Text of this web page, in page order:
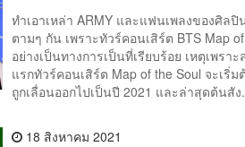
ทำเอาเหล่า ARMY และแฟนเพลงของศิล
ตามๆ กัน เพราะทัวร์คอนเสิร์ต BTS Map
อย่างเป็นทางการเป็นที่เรียบร้อย เหตุเพร
แรกทัวร์คอนเสิร์ต Map of the Soul จะเริ่
ถูกเลื่อนออกไปเป็นปี 2021 และล่าสุดต้นสัง
18 สิงหาคม 2021